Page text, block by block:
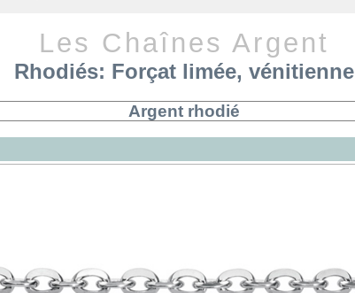
Les Chaînes Argent
Rhodiés: Forçat limée, vénitienne
Argent rhodié